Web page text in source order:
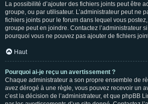
La possibilité d’ajouter des fichiers joints peut être
groupe, ou par utilisateur. L’administrateur peut ne
fichiers joints pour le forum dans lequel vous
groupe peut en joindre. Contactez l’administrateur
pourquoi vous ne pouvez pas ajouter de fichiers
Haut
Pourquoi ai-je reçu un avertissement ?
Chaque administrateur a son propre ensemble de
avez dérogé à une règle, vous pouvez recevoir un
c’est la décision de l’administrateur, et que phpBB